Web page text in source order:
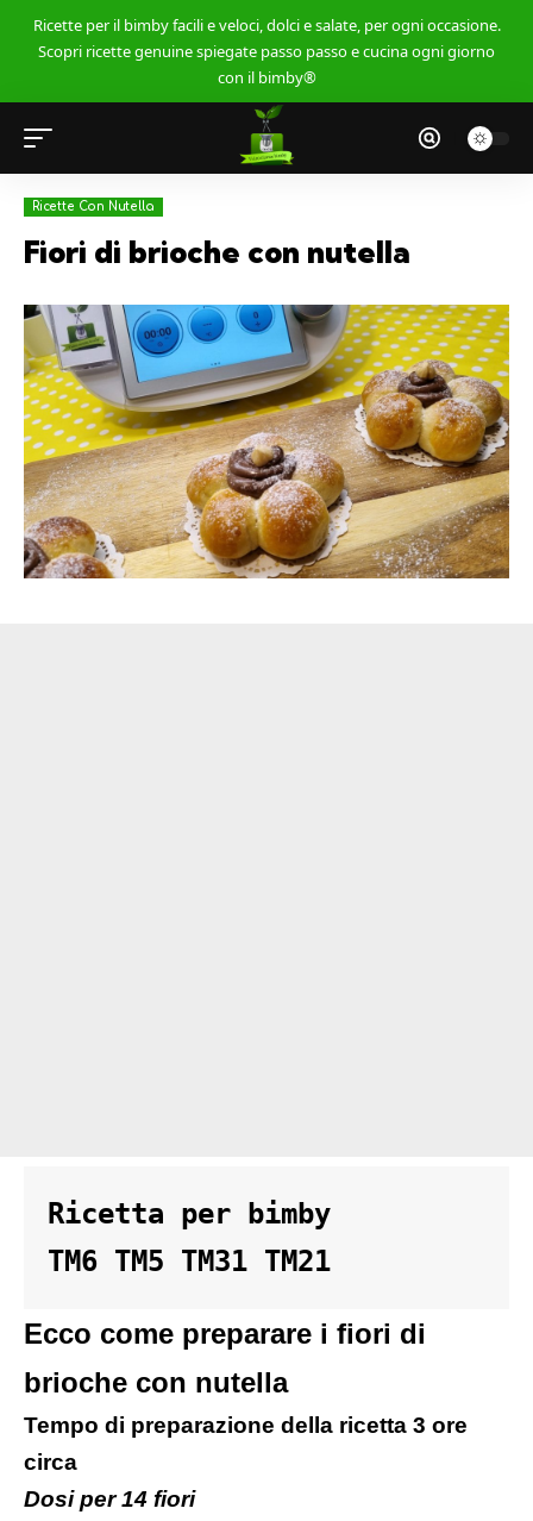
Ricette per il bimby facili e veloci, dolci e salate, per ogni occasione.
Scopri ricette genuine spiegate passo passo e cucina ogni giorno
con il bimby®
Ricette Con Nutella
Fiori di brioche con nutella
Ricetta per bimby
TM6 TM5 TM31 TM21
Ecco come preparare i fiori di
brioche con nutella
Tempo di preparazione della ricetta 3 ore
circa
Dosi per 14 fiori